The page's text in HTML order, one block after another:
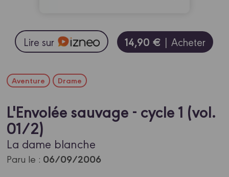
Lire sur 14,90 € | Acheter
Aventure Drame
L'Envolée sauvage - cycle 1 (vol.
01/2)
La dame blanche
Paru le : 06/09/2006